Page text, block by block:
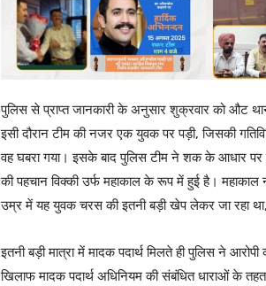
पुलिस से प्राप्त जानकारी के अनुसार शुक्रवार को औट
इसी दौरान टीम की नजर एक युवक पर पड़ी, जिसकी
वह घबरा गया। इसके बाद पुलिस टीम ने शक के आधार
की पहचान विक्की उर्फ महाकाल के रूप में हुई है।
उम्र में यह युवक चरस की इतनी बड़ी खेप लेकर जा रहा
इतनी बड़ी मात्रा में मादक पदार्थ मिलते ही पुलिस ने
खिलाफ मादक पदार्थ अधिनियम की संबंधित धाराओं के